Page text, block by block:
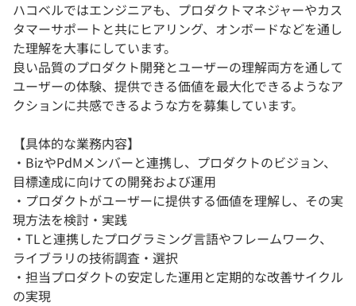
ハコベルではエンジニアも、プロダクトマネジャーやカス
タマーサポートと共にヒアリング、オンボードなどを通し
た理解を大事にしています。
良い品質のプロダクト開発とユーザーの理解両方を通して
ユーザーの体験、提供できる価値を最大化できるようなア
クションに共感できるような方を募集しています。
【具体的な業務内容】
・BizやPdMメンバーと連携し、プロダクトのビジョン、
目標達成に向けての開発および運用
・プロダクトがユーザーに提供する価値を理解し、その実
現方法を検討・実践
・TLと連携したプログラミング言語やフレームワーク、
ライブラリの技術調査・選択
・担当プロダクトの安定した運用と定期的な改善サイクル
の実現